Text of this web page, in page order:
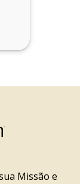
Missão e